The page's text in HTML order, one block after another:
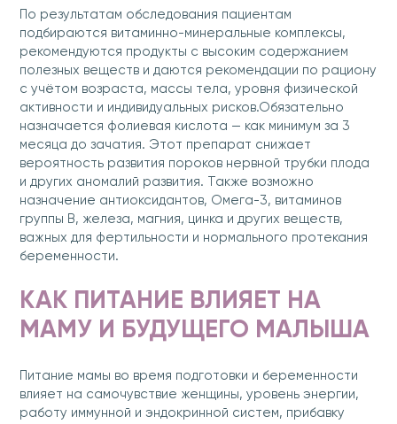
По результатам обследования пациентам
подбираются витаминно-минеральные комплексы,
рекомендуются продукты с высоким содержанием
полезных веществ и даются рекомендации по рациону
с учётом возраста, массы тела, уровня физической
активности и индивидуальных рисков.Обязательно
назначается фолиевая кислота — как минимум за 3
месяца до зачатия. Этот препарат снижает
вероятность развития пороков нервной трубки плода
и других аномалий развития. Также возможно
назначение антиоксидантов, Омега-3, витаминов
группы B, железа, магния, цинка и других веществ,
важных для фертильности и нормального протекания
беременности.
КАК ПИТАНИЕ ВЛИЯЕТ НА
МАМУ И БУДУЩЕГО МАЛЫША
Питание мамы во время подготовки и беременности
влияет на самочувствие женщины, уровень энергии,
работу иммунной и эндокринной систем, прибавку